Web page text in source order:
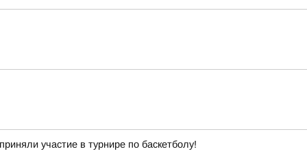
участие в турнире по баскетболу!